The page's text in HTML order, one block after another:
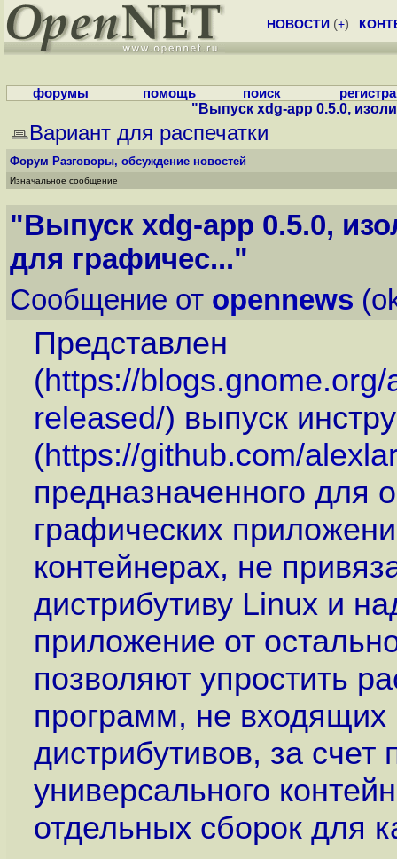
НОВОСТИ (+)
форумы помощь поиск
"Выпуск xdg-app 0.5.0,
Вариант для распечатки
Форум Разговоры, обсуждение новостей
Изначальное сообщение
"Выпуск xdg-app 0.5.0,
для графичес..."
Сообщение от opennews
Представлен
(https://
released/) выпуск
(https://github.com/
предназначенного для
графических
контейнерах, не
дистрибутиву Linux и
приложение от
позволяют упростить
программ, не
дистрибутивов, за счет
универсального
отдельных сборок для